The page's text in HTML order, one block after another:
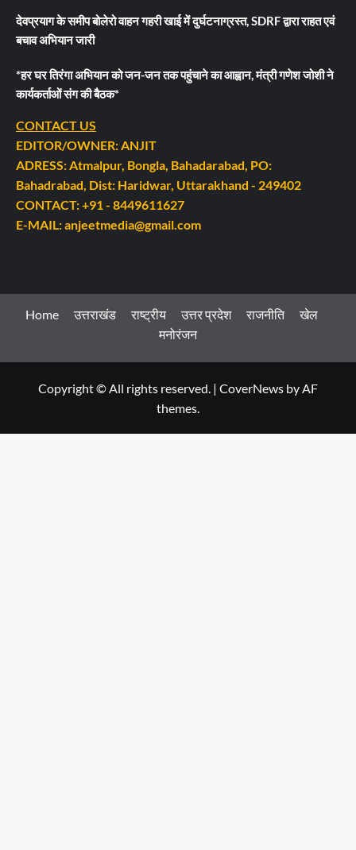
देवप्रयाग के समीप बोलेरो वाहन गहरी खाई में दुर्घटनाग्रस्त, SDRF द्वारा राहत एवं
बचाव अभियान जारी
*हर घर तिरंगा अभियान को जन-जन तक पहुंचाने का आह्वान, मंत्री गणेश जोशी ने
कार्यकर्ताओं संग की बैठक*
CONTACT US
EDITOR/OWNER: ANJIT
ADRESS: Atmalpur, Bongla, Bahadarabad, PO:
Bahadrabad, Dist: Haridwar, Uttarakhand - 249402
CONTACT: +91 - 8449611627
E-MAIL: anjeetmedia@gmail.com
Home उत्तराखंड राष्ट्रीय उत्तर प्रदेश राजनीति
खेल
मनोरंजन
Copyright © All rights reserved. | CoverNews by AF
themes.